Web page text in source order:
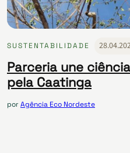
SUSTENTABILIDADE
Parceria une
pela Caatinga
porAgência Eco Nordeste